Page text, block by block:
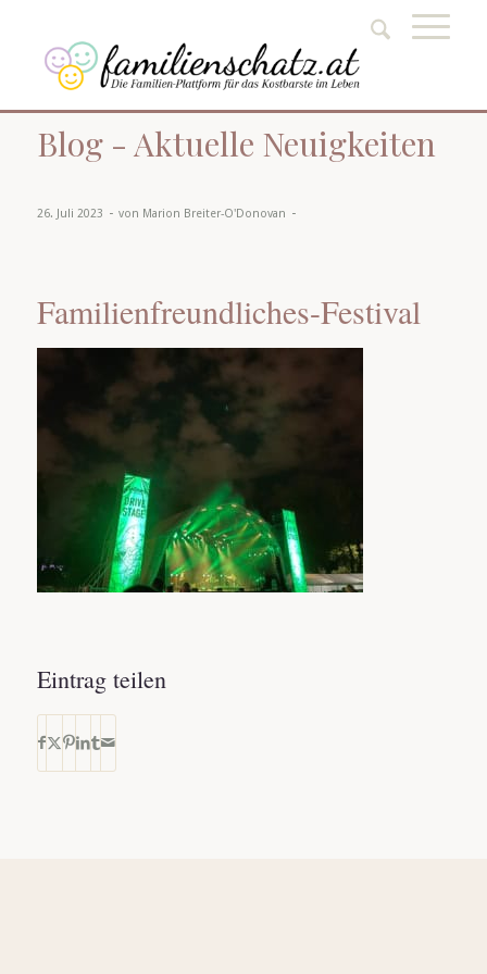
Blog - Aktuelle Neuigkeiten
26. Juli 2023 - von Marion Breiter-O'Donovan -
Familienfreundliches-Festival
Eintrag teilen